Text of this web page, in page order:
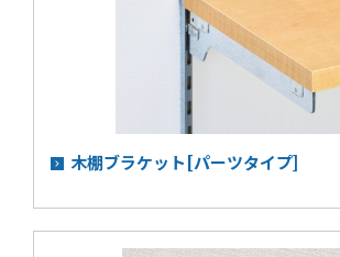
木棚ブラケット[パーツタイプ]